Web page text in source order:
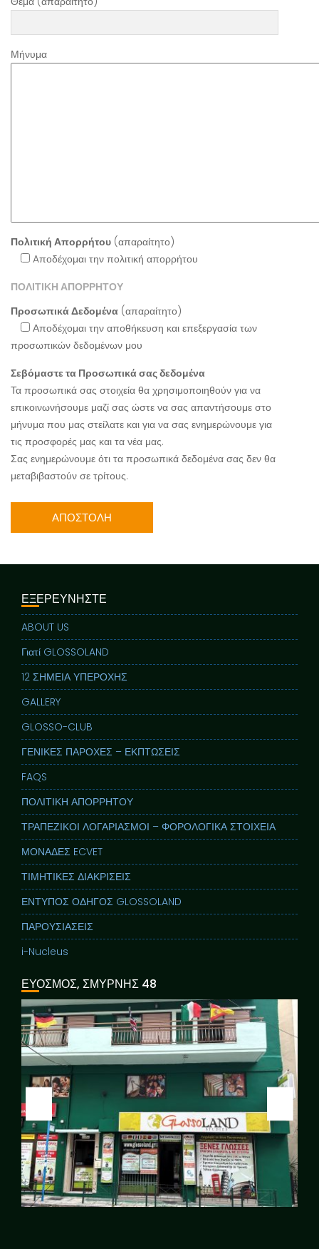
Μήνυμα
Πολιτική Απορρήτου (απαραίτητο)
Aποδέχομαι την πολιτική απορρήτου
ΠΟΛΙΤΙΚΗ ΑΠΟΡΡΗΤΟΥ
Προσωπικά Δεδομένα (απαραίτητο)
Αποδέχομαι την αποθήκευση και επεξεργασία των
προσωπικών δεδομένων μου
Σεβόμαστε τα Προσωπικά σας δεδομένα
Τα προσωπικά σας στοιχεία θα χρησιμοποιηθούν για να
επικοινωνήσουμε μαζί σας ώστε να σας απαντήσουμε στο
μήνυμα που μας στείλατε και για να σας ενημερώνουμε για
τις προσφορές μας και τα νέα μας.
Σας ενημερώνουμε ότι τα προσωπικά δεδομένα σας δεν θα
μεταβιβαστούν σε τρίτους.
ΕΞΕΡΕΥΝΗΣΤΕ
ABOUT US
Γιατί GLOSSOLAND
12 ΣΗΜΕΙΑ ΥΠΕΡΟΧΗΣ
GALLERY
GLOSSO-CLUB
ΓΕΝΙΚΕΣ ΠΑΡΟΧΕΣ – ΕΚΠΤΩΣΕΙΣ
FAQS
ΠΟΛΙΤΙΚΗ ΑΠΟΡΡΗΤΟΥ
ΤΡΑΠΕΖΙΚΟΙ ΛΟΓΑΡΙΑΣΜΟΙ – ΦΟΡΟΛΟΓΙΚΑ ΣΤΟΙΧΕΙΑ
ΜΟΝΑΔΕΣ ECVET
ΤΙΜΗΤΙΚΕΣ ΔΙΑΚΡΙΣΕΙΣ
ΕΝΤΥΠΟΣ ΟΔΗΓΟΣ GLOSSOLAND
ΠΑΡΟΥΣΙΑΣΕΙΣ
i-Nucleus
ΕΥΟΣΜΟΣ, ΣΜΥΡΝΗΣ 48